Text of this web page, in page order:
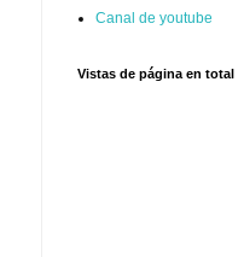
Canal de youtube
Vistas de página en total